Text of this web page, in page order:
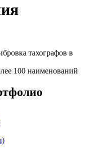
тахографов в
100 наименований